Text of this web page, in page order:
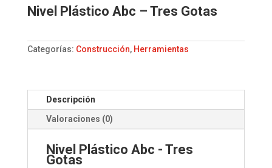
Nivel Plástico Abc – Tres Gotas
Categorías: Construcción, Herramientas
Descripción
Valoraciones (0)
Nivel Plástico Abc - Tres
Gotas